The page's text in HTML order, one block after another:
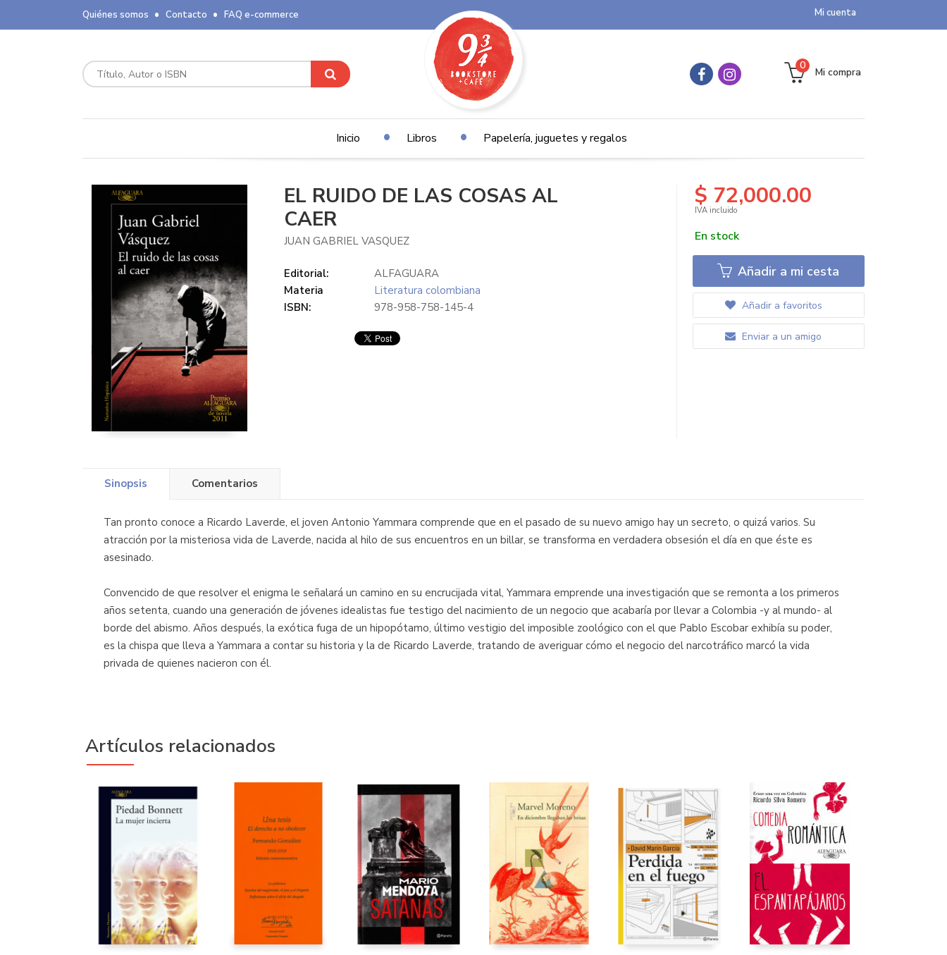
Mi cuenta
Quiénes somos Contacto FAQ e-commerce
Mi compra
0
Inicio Libros Papelería, juguetes y regalos
EL RUIDO DE LAS COSAS AL
CAER
JUAN GABRIEL VASQUEZ
Editorial:
ALFAGUARA
Materia
Literatura colombiana
ISBN:
978-958-758-145-4
$ 72,000.00
IVA incluido
En stock
Añadir a mi cesta
Añadir a favoritos
Enviar a un amigo
Sinopsis Comentarios
Tan pronto conoce a Ricardo Laverde, el joven Antonio Yammara comprende que en el pasado de su nuevo amigo hay un secreto, o quizá varios. Su
atracción por la misteriosa vida de Laverde, nacida al hilo de sus encuentros en un billar, se transforma en verdadera obsesión el día en que éste es
asesinado.
Convencido de que resolver el enigma le señalará un camino en su encrucijada vital, Yammara emprende una investigación que se remonta a los primeros
años setenta, cuando una generación de jóvenes idealistas fue testigo del nacimiento de un negocio que acabaría por llevar a Colombia -y al mundo- al
borde del abismo. Años después, la exótica fuga de un hipopótamo, último vestigio del imposible zoológico con el que Pablo Escobar exhibía su poder,
es la chispa que lleva a Yammara a contar su historia y la de Ricardo Laverde, tratando de averiguar cómo el negocio del narcotráfico marcó la vida
privada de quienes nacieron con él.
Artículos relacionados